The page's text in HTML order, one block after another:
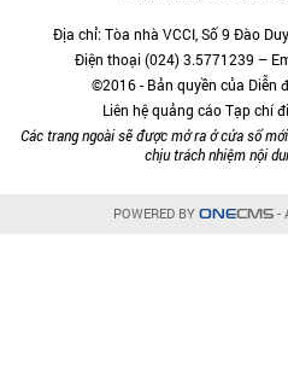
Địa chỉ: Tòa nhà VCCI, Số 9 Đào
Điện thoại (024) 3.5771239 –
©2016 - Bản quyền của Diễn
Liên hệ quảng cáo Tạp chí
Các trang ngoài sẽ được mở ra ở cửa sổ
chịu trách nhiệm nội
POWERED BY ONECMS-